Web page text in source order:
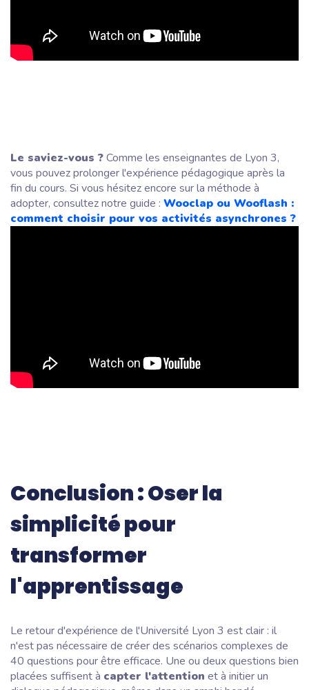
Le saviez-vous ?Comme les enseignantes de Lyon 3,
vous pouvez prolonger l'expérience pédagogique après la
fin du cours. Si vous hésitez encore sur la méthode à
adopter, consultez notre guide : Wooclap ou Wooflash :
comment choisir pour vos activités asynchrones ?
Conclusion : Oser la
simplicité pour
transformer
l'apprentissage
Le retour d'expérience de l'Université Lyon 3 est clair : il
n'est pas nécessaire de créer des scénarios complexes de
40 questions pour être efficace. Une ou deux questions bien
placées suffisent à capter l'attention et à initier un